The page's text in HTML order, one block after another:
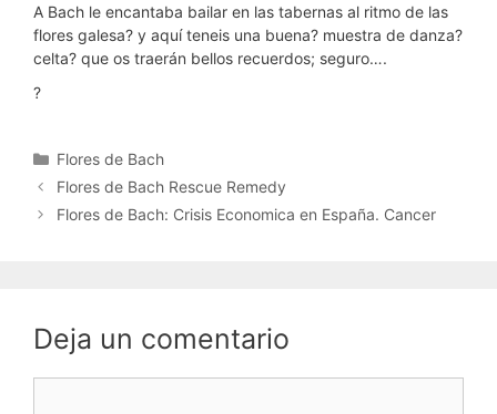
A Bach le encantaba bailar en las tabernas al ritmo de las
flores galesa? y aquí teneis una buena? muestra de danza?
celta? que os traerán bellos recuerdos; seguro….
?
Categorías
Flores de Bach
Flores de Bach Rescue Remedy
Flores de Bach: Crisis Economica en España. Cancer
Deja un comentario